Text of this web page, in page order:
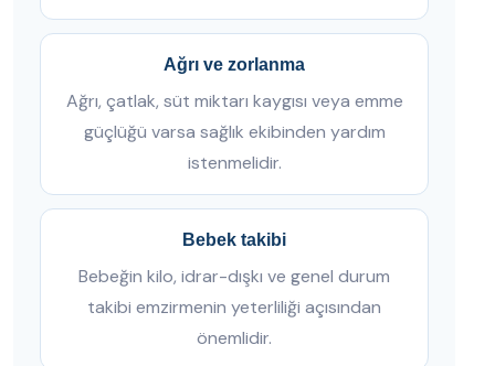
Ağrı ve zorlanma
Ağrı, çatlak, süt miktarı kaygısı veya emme
güçlüğü varsa sağlık ekibinden yardım
istenmelidir.
Bebek takibi
Bebeğin kilo, idrar-dışkı ve genel durum
takibi emzirmenin yeterliliği açısından
önemlidir.